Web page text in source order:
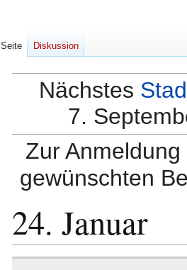
Nächstes
7.
Zur
gewünschten
24. Januar
Seite Diskussion